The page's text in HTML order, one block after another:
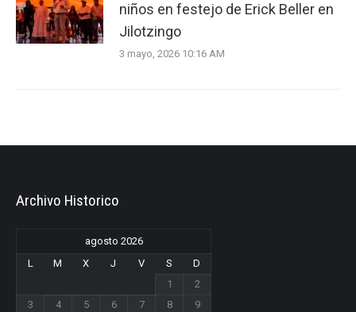
niños en festejo de Erick Beller en
Jilotzingo
3 mayo, 2026 10:16 AM
Archivo Historico
agosto 2026
L
M X J V S
D
1
2
3
4 5 6 7 8
9